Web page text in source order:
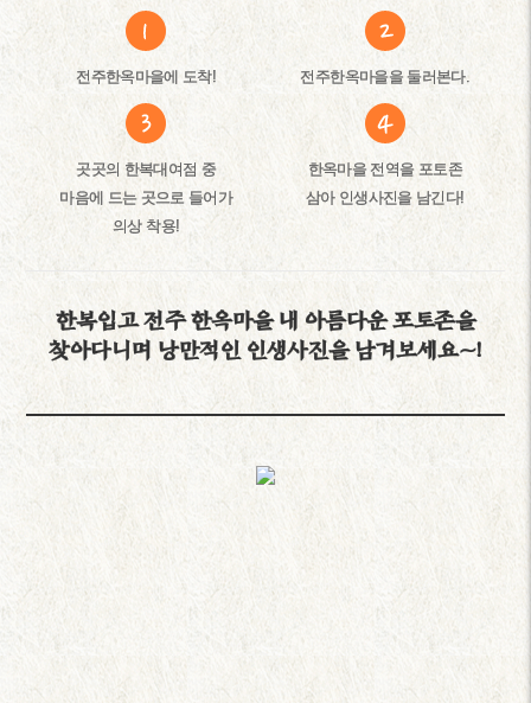
전주한옥마을에 도착! 전주한옥마을을 둘러본다.
곳곳의 한복대여점 중
마음에 드는 곳으로 들어가
의상 착용!
한옥마을 전역을 포토존
삼아 인생사진을 남긴다!
한복입고 전주 한옥마을 내 아름다운 포토존을
찾아다니며 낭만적인 인생사진을 남겨보세요~!